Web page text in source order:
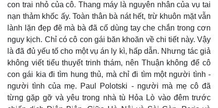
con trai nhỏ của cô. Thang máy là nguyên nhân của vụ tai
nạn thảm khốc ấy. Toàn thân bà nát hết, trừ khuôn mặt vẫn
lành lặn đẹp đẽ mà bà đã cố dùng tay che chắn trong cơn
nguy kịch. Chỉ có cô con gái băn khoăn về chi tiết này. Vậy
là đã đủ yếu tố cho một vụ án ly kì, hấp dẫn. Nhưng tác giả
không viết tiểu thuyết trinh thám, nên Thuận không để cô
con gái kia đi tìm hung thủ, mà chỉ đi tìm một người tình -
người tình của mẹ. Paul Polotski - người mà mẹ cô đã
từng gặp gỡ và yêu trong nhà tù Hỏa Lò vào đêm trước